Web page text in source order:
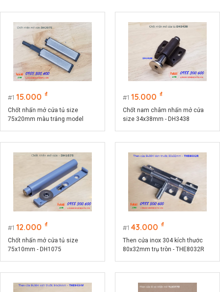
1 15.000 ₫
Chốt nhấn mở cửa tủ size
75x20mm màu trắng model
1 15.000 ₫
Chốt nam châm nhấn mở cửa
size 34x38mm - DH3438
1 12.000 ₫
Chốt nhấn mở cửa tủ size
75x10mm - DH1075
1 43.000 ₫
Then cửa inox 304 kích thước
80x32mm trụ tròn - THE8032R